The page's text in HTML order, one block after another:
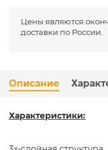
Цены являются
доставки по России.
Описание
Характеристики: